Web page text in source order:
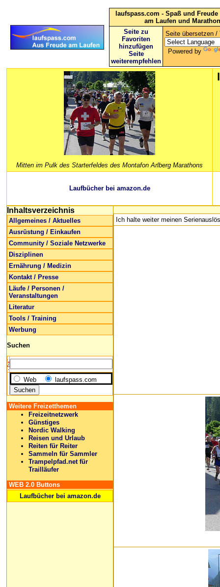
laufspass.com - Spaß und
am Laufen und Marathon
Seite zu
Favoriten
hinzufügen
Seite
weiterempfehlen
Seite übersetzen /
Powered by
Mitten im Pulk des Starterfeldes des Montafon Arlberg Marathons
Laufbücher bei amazon.de
Inhaltsverzeichnis
Allgemeines / Aktuelles
Ausrüstung / Einkaufen
Community / Soziale Netzwerke
Disziplinen
Ernährung / Medizin
Kontakt / Presse
Läufe / Personen /
Veranstaltungen
Literatur
Tools / Training
Werbung
Suchen
Web laufspass.com
Weitere Freizetthemen
Freizeitnetzwerk
Günstiges
Nordic Walking
Reisen und Urlaub
Reiten für Reiter
Sammeln für Sammler
Trampelpfad.net für
Trailläufer
WEB 2.0 Buttons
Laufbücher bei amazon.de
Ich halte weiter meinen